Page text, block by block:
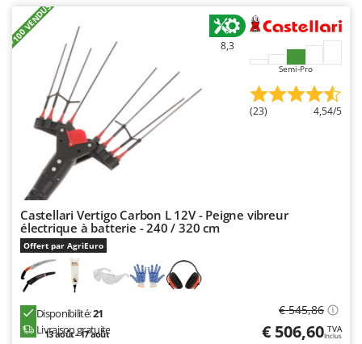
Outdoorchef
P
Palazzetti
Palumbo Pavi
Partisani
Paterlini
Philips
Pramac
Prismafood
R
R.G.V.
Rato
Reber
Redback
+100 VENDUS 8,3
Semi-Pro
(23) 4,54/5
Castellari Vertigo Carbon L 12V - Peigne vibreur
électrique à batterie - 240 / 320 cm
Offert par AgriEuro
Disponibilité:21
Livraison gratuite
13 août - 17 août
€ 545,86
€ 506,60 TVA
Inclus